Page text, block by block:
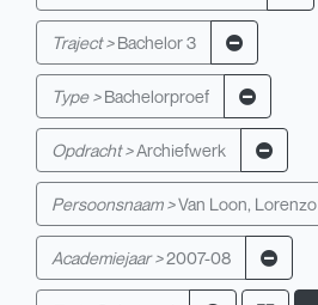
Traject > Bachelor 3
Type > Bachelorproef
Opdracht >Archiefwerk
Persoonsnaam >Van Loon, Lorenzo
Academiejaar >2007-08